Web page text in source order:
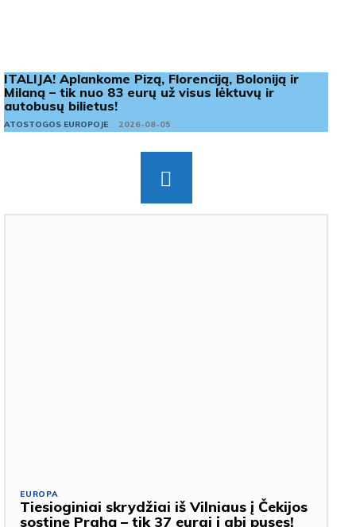
ITALIJA! Aplankome Pizą, Florenciją, Boloniją ir
Milaną – tik nuo 83 eurų už visus lėktuvų ir
autobusų bilietus!
ATOSTOGOS EUROPOJE 2026-08-05
EUROPA
Tiesioginiai skrydžiai iš Vilniaus į Čekijos
sostinę Prahą – tik 37 eurai į abi puses!